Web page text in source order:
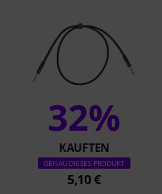
32%
KAUFTEN
GENAU DIESES PRODUKT
5,10 €